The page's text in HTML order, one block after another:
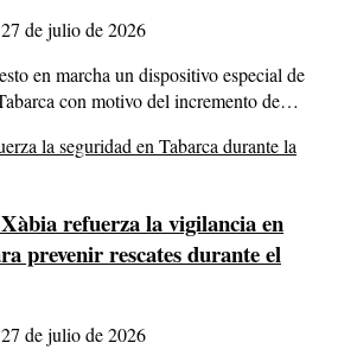
27 de julio de 2026
en marcha un dispositivo especial de
con motivo del incremento de…
Xàbia refuerza la vigilancia en
prevenir rescates durante el
27 de julio de 2026